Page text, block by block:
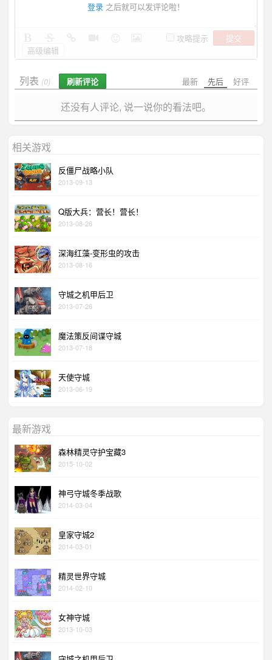
登录 之后就可以发评论啦！
攻略提示
提交
高级编辑
最新 先后 好评
列表 (0) 刷新评论
还没有人评论, 说一说你的看法吧。
相关游戏
反僵尸战略小队
2013-09-13
Q版大兵：营长！营长！
2013-08-26
深海红藻-变形虫的攻击
2013-08-16
守城之机甲后卫
2013-07-26
魔法策反间谍守城
2013-07-18
天使守城
2013-06-19
最新游戏
森林精灵守护宝藏3
2015-10-02
神弓守城冬季战歌
2014-03-04
皇家守城2
2014-03-01
精灵世界守城
2014-02-10
女神守城
2013-10-03